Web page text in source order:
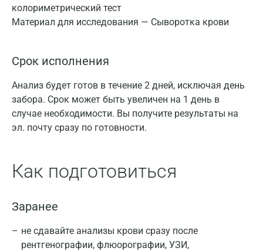
колориметрический тест
Материал для исследования — Сыворотка крови
Срок исполнения
Анализ будет готов в течение 2 дней, исключая день
забора. Срок может быть увеличен на 1 день в
случае необходимости. Вы получите результаты на
эл. почту сразу по готовности.
Как подготовиться
Заранее
не сдавайте анализы крови сразу после
рентгенографии, флюорографии, УЗИ,